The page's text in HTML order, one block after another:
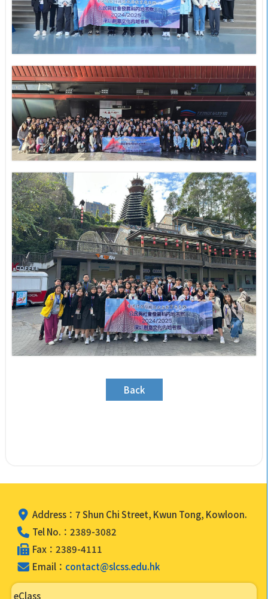
Back
Address：7 Shun Chi Street, Kwun Tong, Kowloon.
Tel No.：2389-3082
Fax：2389-4111
Email： contact@slcss.edu.hk
eClass